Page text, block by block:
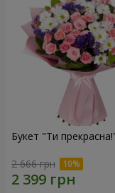
Букет "Ти
2 666 грн